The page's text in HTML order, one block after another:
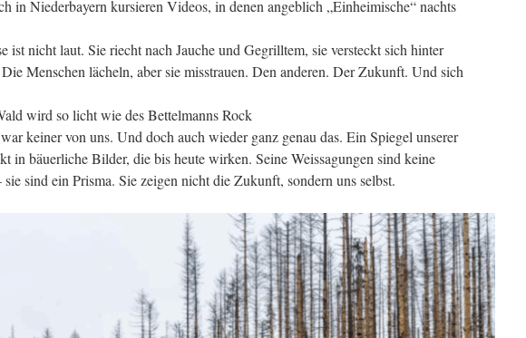
in Niederbayern kursieren Videos, in denen angeblich „Einheimische“ nachts
ist nicht laut. Sie riecht nach Jauche und Gegrilltem, sie versteckt sich hinter
Menschen lächeln, aber sie misstrauen. Den anderen. Der Zukunft. Und sich
wird so licht wie des Bettelmanns Rock
keiner von uns. Und doch auch wieder ganz genau das. Ein Spiegel unserer
in bäuerliche Bilder, die bis heute wirken. Seine Weissagungen sind keine
sind ein Prisma. Sie zeigen nicht die Zukunft, sondern uns selbst.